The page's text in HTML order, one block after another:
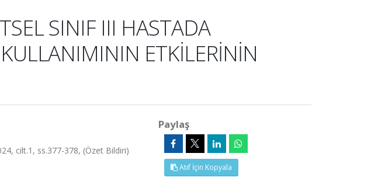
SINIF III HASTADA
ETKİLERİNİN
cilt.1, ss.377-378, (Özet Bildiri)
Paylaş
Atıf İçin Kopyala